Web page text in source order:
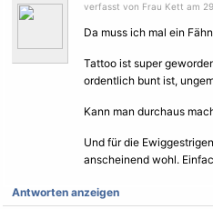
verfasst von Frau Kett am
Da muss ich mal ein
Tattoo ist super
ordentlich bunt ist,
Kann man durchaus
Und für die
anscheinend wohl.
Antworten anzeigen